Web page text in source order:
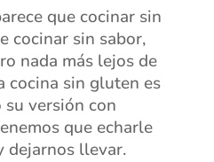
que cocinar sin
cocinar sin sabor,
nada más lejos de
cocina sin gluten es
versión con
que echarle
dejarnos llevar.